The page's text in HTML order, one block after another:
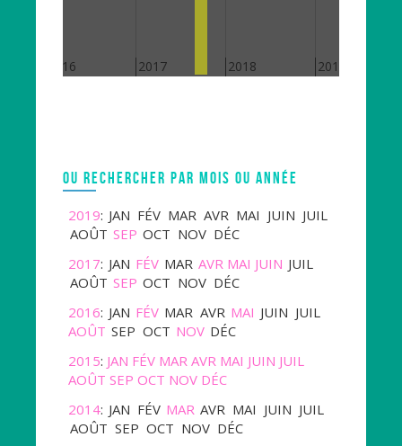
2016 2017 2018 2019
OU RECHERCHER PAR MOIS OU ANNÉE
2019: JAN FÉV MAR AVR MAI JUIN JUIL
AOÛT SEP OCT NOV DÉC
2017: JAN FÉV MAR AVR MAI JUIN JUIL
AOÛT SEP OCT NOV DÉC
2016: JAN FÉV MAR AVR MAI JUIN JUIL
AOÛT SEP OCT NOV DÉC
2015: JAN FÉV MAR AVR MAI JUIN JUIL
AOÛT SEP OCT NOV DÉC
2014: JAN FÉV MAR AVR MAI JUIN JUIL
AOÛT SEP OCT NOV DÉC